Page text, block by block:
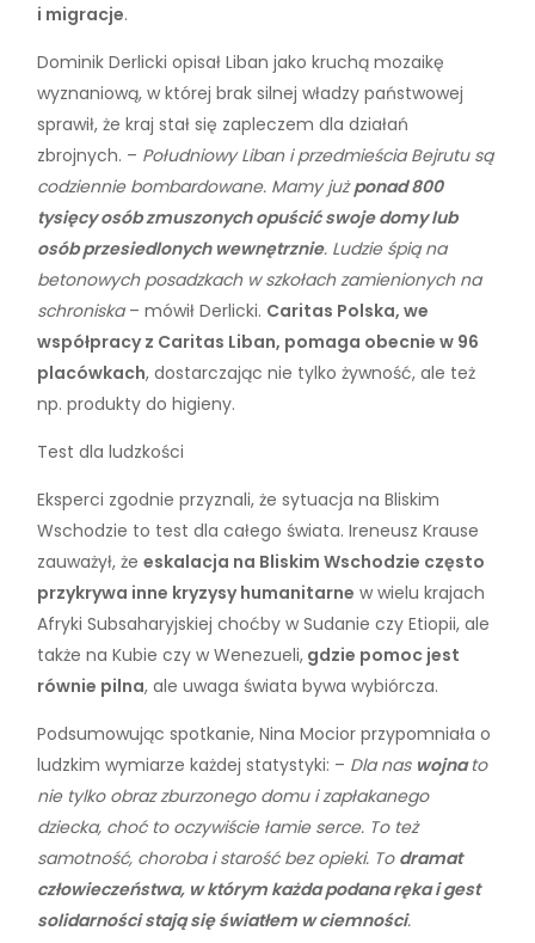
i migracje.
Dominik Derlicki opisał Liban jako kruchą mozaikę
wyznaniową, w której brak silnej władzy państwowej
sprawił, że kraj stał się zapleczem dla działań
zbrojnych. – Południowy Liban i przedmieścia Bejrutu są
codziennie bombardowane. Mamy jużponad 800
tysięcy osób zmuszonych opuścić swoje domy lub
osób przesiedlonych wewnętrznie. Ludzie śpią na
betonowych posadzkach w szkołach zamienionych na
schroniska– mówił Derlicki. Caritas Polska, we
współpracy z Caritas Liban, pomaga obecnie w 96
placówkach, dostarczając nie tylko żywność, ale też
np. produkty do higieny.
Test dla ludzkości
Eksperci zgodnie przyznali, że sytuacja na Bliskim
Wschodzie to test dla całego świata. Ireneusz Krause
zauważył, żeeskalacja na Bliskim Wschodzie często
przykrywa inne kryzysy humanitarne w wielu krajach
Afryki Subsaharyjskiej choćby w Sudanie czy Etiopii, ale
także na Kubie czy w Wenezueli, gdzie pomoc jest
równie pilna, ale uwaga świata bywa wybiórcza.
Podsumowując spotkanie, Nina Mocior przypomniała o
ludzkim wymiarze każdej statystyki: – Dla nas wojnato
nie tylko obraz zburzonego domu i zapłakanego
dziecka, choć to oczywiście łamie serce. To też
samotność, choroba i starość bez opieki. To dramat
człowieczeństwa, w którym każda podana ręka i gest
solidarności stają się światłem w ciemności.